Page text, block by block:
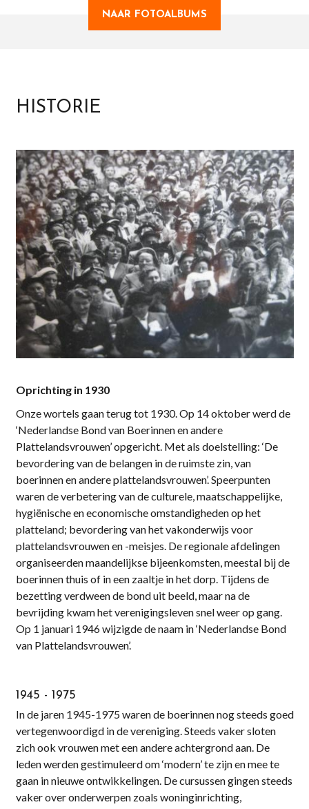
NAAR FOTOALBUMS
HISTORIE
Oprichting in 1930
Onze wortels gaan terug tot 1930. Op 14 oktober werd de
‘Nederlandse Bond van Boerinnen en andere
Plattelandsvrouwen’ opgericht. Met als doelstelling: ‘De
bevordering van de belangen in de ruimste zin, van
boerinnen en andere plattelandsvrouwen’. Speerpunten
waren de verbetering van de culturele, maatschappelijke,
hygiënische en economische omstandigheden op het
platteland; bevordering van het vakonderwijs voor
plattelandsvrouwen en -meisjes. De regionale afdelingen
organiseerden maandelijkse bijeenkomsten, meestal bij de
boerinnen thuis of in een zaaltje in het dorp. Tijdens de
bezetting verdween de bond uit beeld, maar na de
bevrijding kwam het verenigingsleven snel weer op gang.
Op 1 januari 1946 wijzigde de naam in ‘Nederlandse Bond
van Plattelandsvrouwen’.
1945 - 1975
In de jaren 1945-1975 waren de boerinnen nog steeds goed
vertegenwoordigd in de vereniging. Steeds vaker sloten
zich ook vrouwen met een andere achtergrond aan. De
leden werden gestimuleerd om ‘modern’ te zijn en mee te
gaan in nieuwe ontwikkelingen. De cursussen gingen steeds
vaker over onderwerpen zoals woninginrichting,